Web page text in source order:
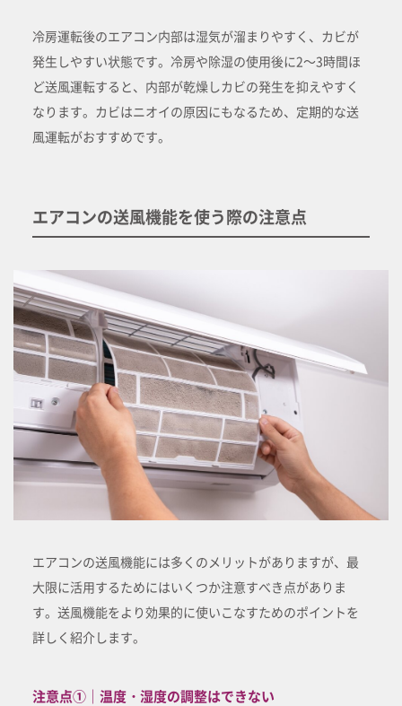
冷房運転後のエアコン内部は湿気が溜まりやすく、カビが
発生しやすい状態です。冷房や除湿の使用後に2～3時間ほ
ど送風運転すると、内部が乾燥しカビの発生を抑えやすく
なります。カビはニオイの原因にもなるため、定期的な送
風運転がおすすめです。
エアコンの送風機能を使う際の注意点
エアコンの送風機能には多くのメリットがありますが、最
大限に活用するためにはいくつか注意すべき点がありま
す。送風機能をより効果的に使いこなすためのポイントを
詳しく紹介します。
注意点①｜温度・湿度の調整はできない